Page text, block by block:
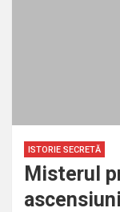
ISTORIE SECRETĂ
Misterul